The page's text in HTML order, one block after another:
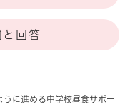
うに進める中学校昼食サポー
と回答